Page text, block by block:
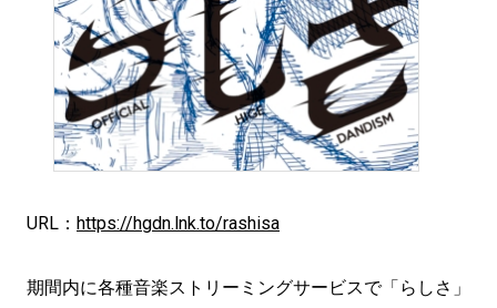
URL： https://hgdn.lnk.to/rashisa
期間内に各種音楽ストリーミングサービスで「らしさ」